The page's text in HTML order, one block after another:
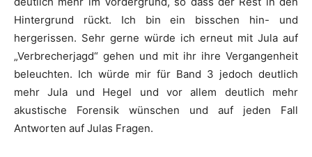
Hintergrund rückt. Ich bin ein bisschen hin- und
hergerissen. Sehr gerne würde ich erneut mit Jula auf
„Verbrecherjagd“ gehen und mit ihr ihre Vergangenheit
beleuchten. Ich würde mir für Band 3 jedoch deutlich
mehr Jula und Hegel und vor allem deutlich mehr
akustische Forensik wünschen und auf jeden Fall
Antworten auf Julas Fragen.